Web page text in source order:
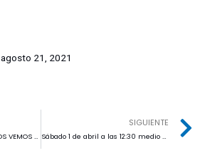
agosto 21, 2021
Final Copa Argentina ¡¡NOS VEMOS EN LA ÚLTIMA JUNTADA DEL AÑO!!
SIGUIENTE
Sábado 1 de abril a las 12:30 medio día hora tica por ESPN 4